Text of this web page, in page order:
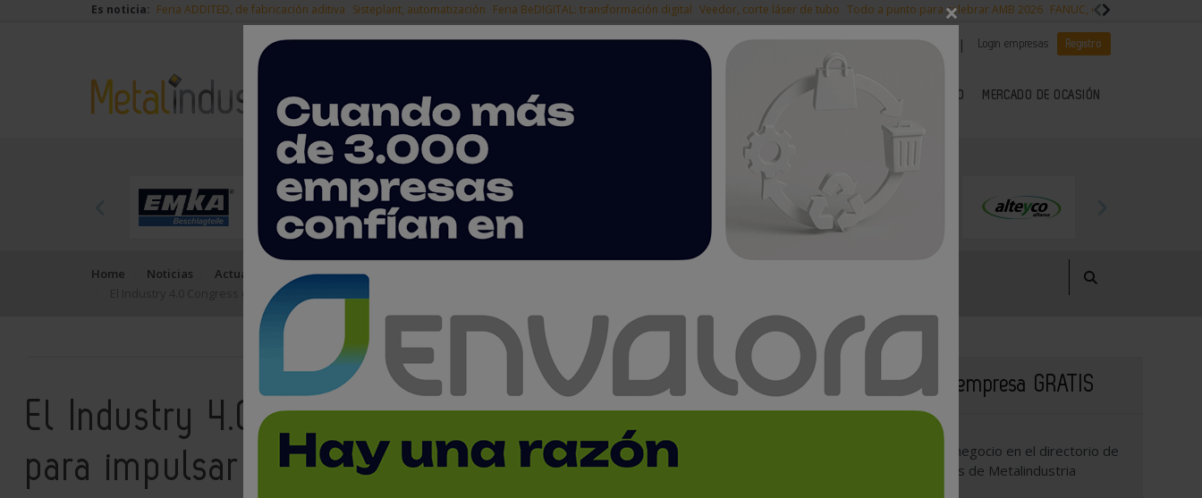
Es noticia: Feria ADDITED, de fabricación aditiva Sisteplant, automatización Feria BeDIGITAL: transformación digital Veedor, corte láser de tubo Todo a punto para celebrar AMB 2026 FANUC, colaboración con
| Es noticia | CANAL EMPLEO | Login empresas Registro
NOTICIAS PRODUCTOS EMPRESAS DEL SECTOR DEL METAL KIOSCO MERCADO DE OCASIÓN
Home Noticias
Actualidad
El Industry 4.0 Congress convoca a expertos para impulsar la productividad del sector industrial
El Industry 4.0 Congress convoca a expertos
para impulsar la productividad del sector
Publique su empresa GRATIS
Promocione su negocio en el directorio de
empresas de Metalindustria
×